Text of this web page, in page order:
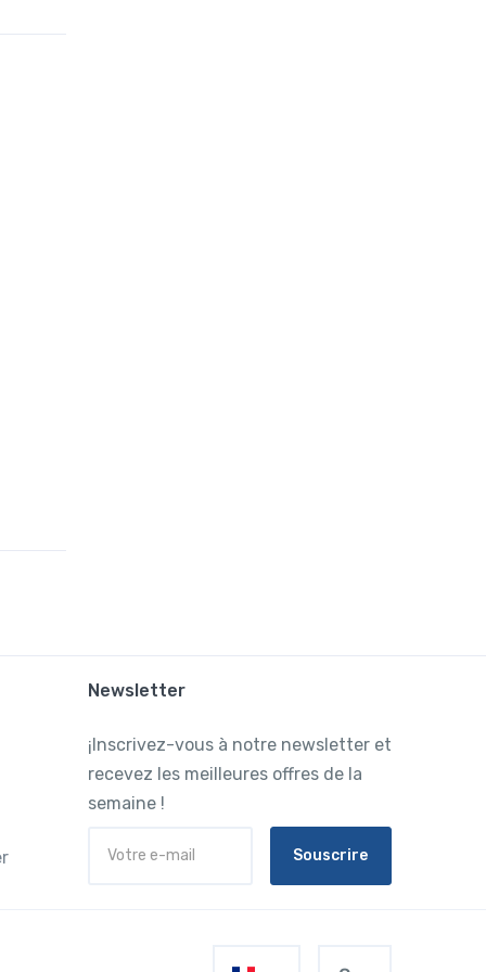
Newsletter
¡Inscrivez-vous à notre newsletter et
recevez les meilleures offres de la
semaine !
Souscrire